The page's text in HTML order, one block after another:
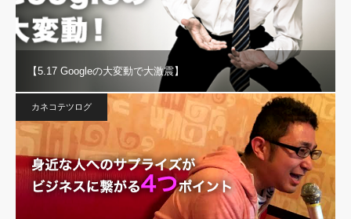
【5.17 Googleの大変動で大激震】
カネコテツログ